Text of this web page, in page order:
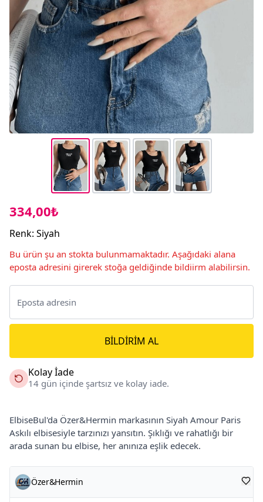
334,00₺
Renk: Siyah
Bu ürün şu an stokta bulunmamaktadır. Aşağıdaki alana
eposta adresini girerek stoğa geldiğinde bildiirm alabilirsin.
BILDIRIM AL
Kolay İade
14 gün içinde şartsız ve kolay iade.
ElbiseBul'da Özer&Hermin markasının Siyah Amour Paris
Askılı elbisesiyle tarzınızı yansıtın. Şıklığı ve rahatlığı bir
arada sunan bu elbise, her anınıza eşlik edecek.
Özer&Hermin